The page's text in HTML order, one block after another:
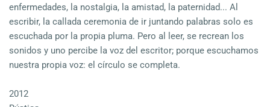
enfermedades, la nostalgia, la amistad, la paternidad... Al
escribir, la callada ceremonia de ir juntando palabras solo es
escuchada por la propia pluma. Pero al leer, se recrean los
sonidos y uno percibe la voz del escritor; porque escuchamos
nuestra propia voz: el círculo se completa.
2012